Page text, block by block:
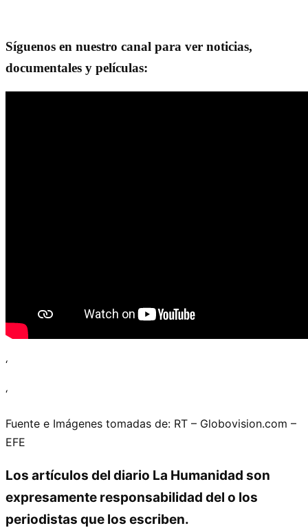
Síguenos en nuestro canal para ver noticias,
documentales y películas:
‘
‘
Fuente e Imágenes tomadas de: RT – Globovision.com –
EFE
Los artículos del diario La Humanidad son
expresamente responsabilidad del o los
periodistas que los escriben.